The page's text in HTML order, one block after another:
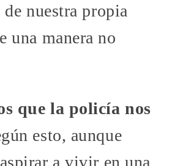
nuestra propia
una manera no
que la policía nos
esto, aunque
a vivir en una